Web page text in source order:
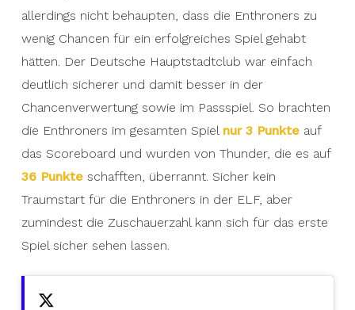
allerdings nicht behaupten, dass die Enthroners zu
wenig Chancen für ein erfolgreiches Spiel gehabt
hätten. Der Deutsche Hauptstadtclub war einfach
deutlich sicherer und damit besser in der
Chancenverwertung sowie im Passspiel. So brachten
die Enthroners im gesamten Spiel nur 3 Punkteauf
das Scoreboard und wurden von Thunder, die es auf
36 Punkteschafften, überrannt. Sicher kein
Traumstart für die Enthroners in der ELF, aber
zumindest die Zuschauerzahl kann sich für das erste
Spiel sicher sehen lassen.